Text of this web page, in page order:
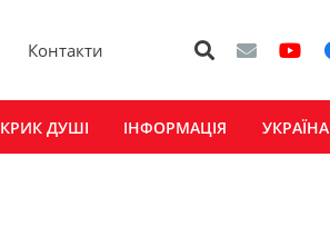
Контакти
КРИК ДУШІ ІНФОРМАЦІЯ УКРАЇНА